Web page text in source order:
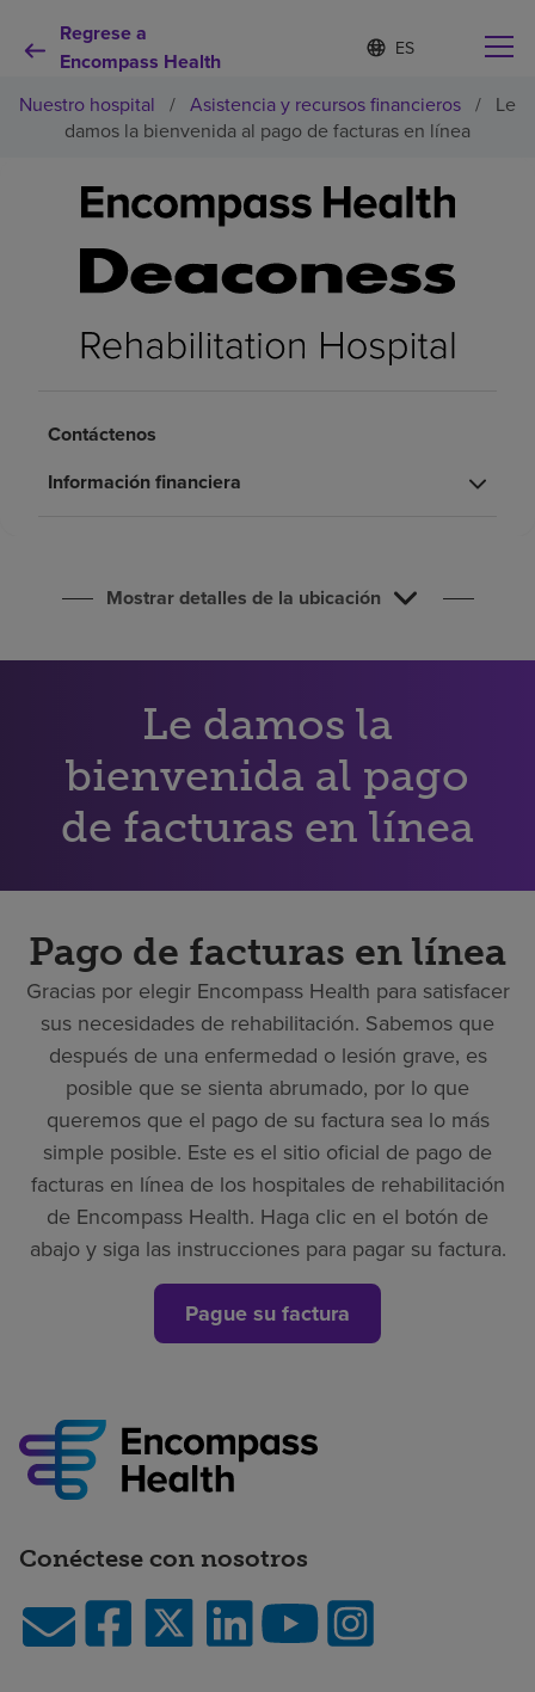
Regrese a
Encompass Health
Lista
de
contraída
d
o
m
e
l
c
c
n
Por qué debe elegirnos
Servicios de rehabilitación
Pacientes y cuidadores
Acerca de nosotros
Nuestro hospital / Asistencia y recursos financieros / Le
damos la bienvenida al pago de facturas en línea
Contáctenos
Información financiera
Mostrar detalles de la ubicación
Le damos la
bienvenida al pago
de facturas en línea
Pago de facturas en línea
Gracias por elegir Encompass Health para satisfacer
sus necesidades de rehabilitación. Sabemos que
después de una enfermedad o lesión grave, es
posible que se sienta abrumado, por lo que
queremos que el pago de su factura sea lo más
simple posible. Este es el sitio oficial de pago de
facturas en línea de los hospitales de rehabilitación
de Encompass Health. Haga clic en el botón de
abajo y siga las instrucciones para pagar su factura.
Pague su factura
Conéctese con nosotros